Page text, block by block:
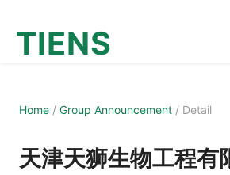
TIENS
Home / Group Announcement / Detail
天津天狮生物工程有